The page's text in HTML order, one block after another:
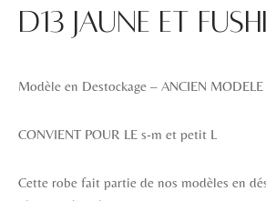
D13 jaune et
Modèle en Destockage – ANCIEN MODELE
CONVIENT POUR LE s-m et petit L
Cette robe fait partie de nos modèles en